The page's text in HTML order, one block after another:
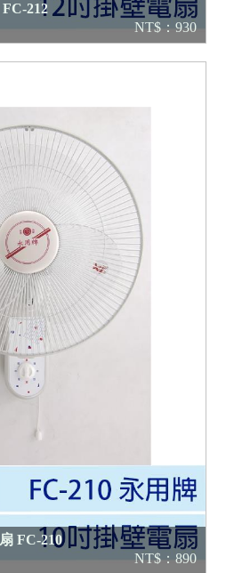
FC-212
NT$：930
FC-210
NT$：890